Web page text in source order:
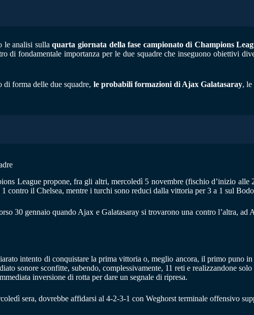
le analisi sullaquarta giornata della fase campionato di Champions
di fondamentale importanza per le due squadre che inseguono obiettivi
di forma delle due squadre, le probabili formazioni di Ajax Galatasaray, le
League propone, fra gli altri, mercoledì 5 novembre (fischio d’inizio
contro il Chelsea, mentre i turchi sono reduci dalla vittoria per 3 a 1 sul
30 gennaio quando Ajax e Galatasaray si trovarono una contro l’altra,
intento di conquistare la prima vittoria o, meglio ancora, il primo puno
sonore sconfitte, subendo, complessivamente, 11 reti e realizzandone solo
inversione di rotta per dare un segnale di ripresa.
sera, dovrebbe affidarsi al 4-2-3-1 con Weghorst terminale offensivo